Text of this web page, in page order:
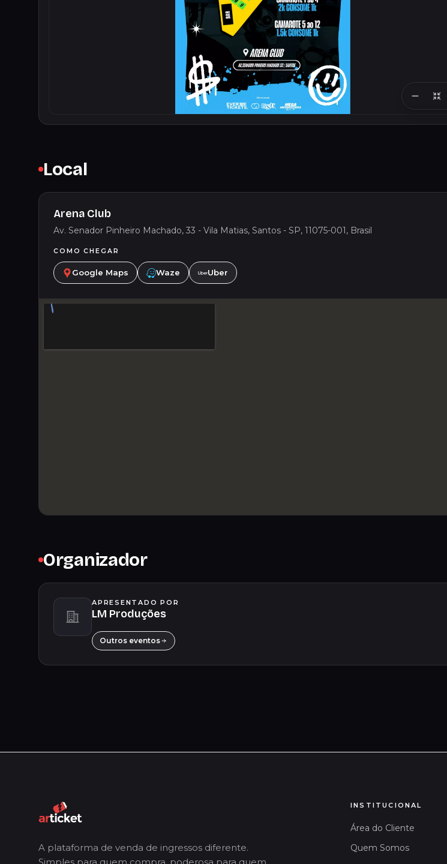
Local
Arena Club
Av. Senador Pinheiro Machado, 33 - Vila Matias, Santos - SP, 11075-001, Brasil
COMO CHEGAR
Google Maps Waze Uber
Organizador
APRESENTADO POR
LM Produções
Outros eventos
A plataforma de venda de ingressos diferente.
INSTITUCIONAL
Área do Cliente
Quem Somos